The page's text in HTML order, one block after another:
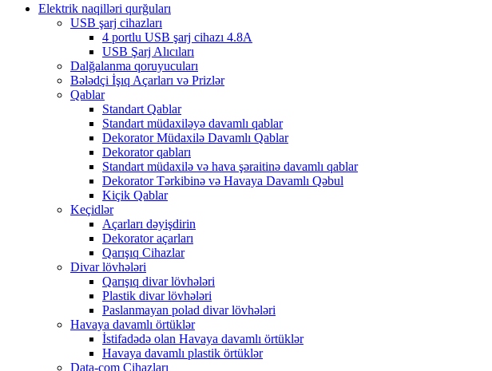
Elektrik naqilləri qurğuları
USB şarj cihazları
4 portlu USB şarj cihazı 4.8A
USB Şarj Alıcıları
Dalğalanma qoruyucuları
Bələdçi İşıq Açarları və Prizlər
Qablar
Standart Qablar
Standart müdaxiləyə davamlı qablar
Dekorator Müdaxilə Davamlı Qablar
Dekorator qabları
Standart müdaxilə və hava şəraitinə davamlı qablar
Dekorator Tərkibinə və Havaya Davamlı Qəbul
Kiçik Qablar
Keçidlər
Açarları dəyişdirin
Dekorator açarları
Qarışıq Cihazlar
Divar lövhələri
Qarışıq divar lövhələri
Plastik divar lövhələri
Paslanmayan polad divar lövhələri
Havaya davamlı örtüklər
İstifadədə olan Havaya davamlı örtüklər
Havaya davamlı plastik örtüklər
Data-com Cihazları